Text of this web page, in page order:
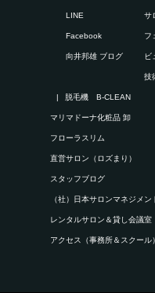
LINE
Facebook
向井邦雄 ブログ
サ
フ
ビ
技
脱毛機 B-CLEAN
マリマドーナ化粧品 卸
フローラスリム
直営サロン（ロズまり）
スタッフブログ
（社）日本サロンマネジ
レンタルサロン＆貸し会議室
アクセス（事務所＆スクール）